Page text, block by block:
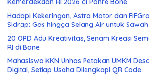
Kemerdekaan RI 2026 di Ponre Bone
Hadapi Kekeringan, Astra Motor dan
Sidrap: Gas hingga Selang Air untuk Sawah
20 OPD Adu Kreativitas, Senam Kreasi
RI di Bone
Mahasiswa KKN Unhas Petakan UMKM
Digital, Setiap Usaha Dilengkapi QR Code